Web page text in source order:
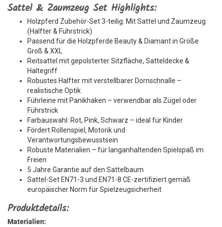
Sattel & Zaumzeug Set Highlights:
Holzpferd Zubehör-Set 3-teilig: Mit Sattel und Zaumzeug
(Halfter & Führstrick)
Passend für die Holzpferde Beauty & Diamant in Größe
Groß & XXL
Reitsattel mit gepolsterter Sitzfläche, Satteldecke &
Haltegriff
Robustes Halfter mit verstellbarer Dornschnalle –
realistische Optik
Führleine mit Panikhaken – verwendbar als Zügel oder
Führstrick
Farbauswahl: Rot, Pink, Schwarz – ideal für Kinder
Fördert Rollenspiel, Motorik und
Verantwortungsbewusstsein
Robuste Materialien – für langanhaltenden Spielspaß im
Freien
5 Jahre Garantie auf den Sattelbaum
Sattel-Set EN71-3 und EN71-8 CE-zertifiziert gemäß
europäischer Norm für Spielzeugsicherheit
Produktdetails:
Materialien: